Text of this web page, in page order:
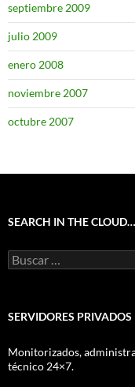
septiembre 2009
julio 2009
enero 2008
noviembre 2007
octubre 2007
SEARCH IN THE CLOUD…
Buscar:
SERVIDORES PRIVADOS
Monitorizados,
técnico 24×7.